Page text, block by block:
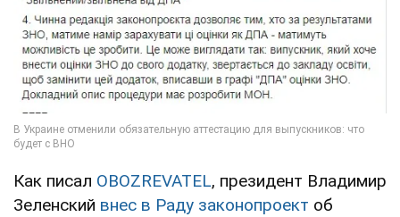
Как писал OBOZREVATEL, президент Владимир
Зеленский внес в Раду законопроект об